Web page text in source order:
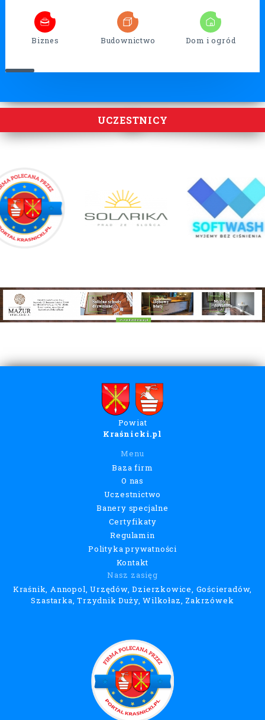
Biznes Budownictwo Dom i ogród
UCZESTNICY
Powiat
Kraśnicki.pl
Menu
Baza firm
O nas
Uczestnictwo
Banery specjalne
Certyfikaty
Regulamin
Polityka prywatności
Kontakt
Nasz zasięg
Kraśnik, Annopol, Urzędów, Dzierzkowice, Gościeradów,
Szastarka, Trzydnik Duży, Wilkołaz, Zakrzówek